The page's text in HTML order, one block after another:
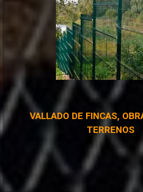
VALLADO DE FINCAS,
TERRENOS